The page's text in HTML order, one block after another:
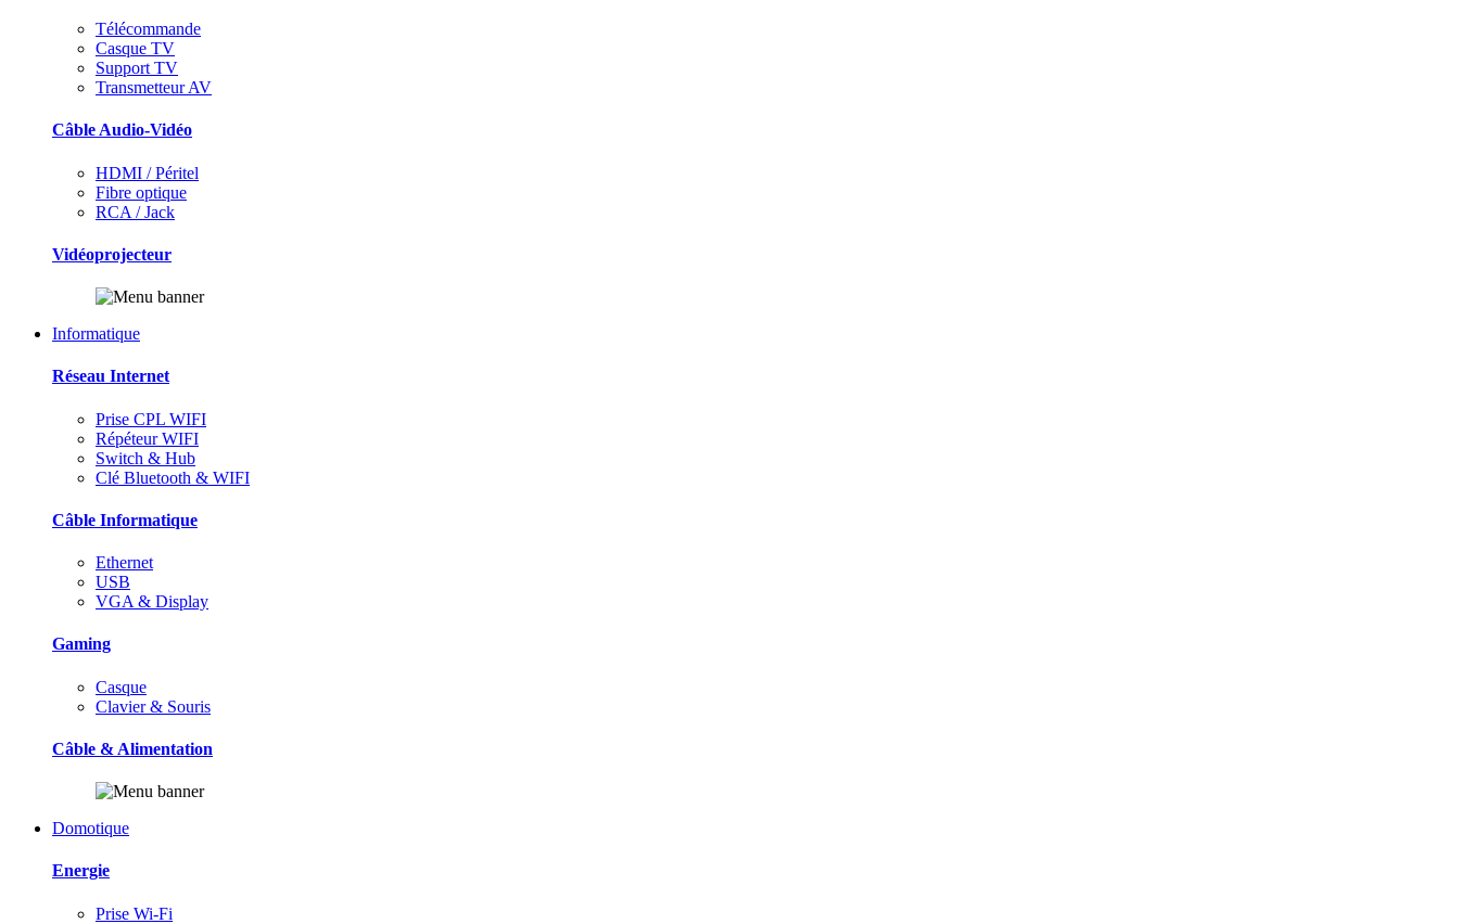
Télécommande
Casque TV
Support TV
Transmetteur AV
Câble Audio-Vidéo
HDMI / Péritel
Fibre optique
RCA / Jack
Vidéoprojecteur
Informatique
Réseau Internet
Prise CPL WIFI
Répéteur WIFI
Switch & Hub
Clé Bluetooth & WIFI
Câble Informatique
Ethernet
USB
VGA & Display
Gaming
Casque
Clavier & Souris
Câble & Alimentation
Domotique
Energie
Prise Wi-Fi